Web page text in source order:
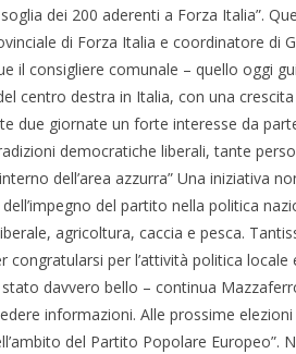
dei 200 aderenti a Forza Italia”.
di Forza Italia e coordinatore di
il consigliere comunale – quello oggi
centro destra in Italia, con una
due giornate un forte interesse da
democratiche liberali, tante
dell’area azzurra” Una iniziativa
del partito nella politica
agricoltura, caccia e pesca.
congratularsi per l’attività politica
stato davvero bello – continua
informazioni. Alle prossime
del Partito Popolare Europeo”.